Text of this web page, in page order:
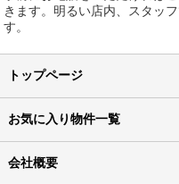
きます。明るい店内、スタッ
す。
トップページ
お気に入り物件一覧
会社概要